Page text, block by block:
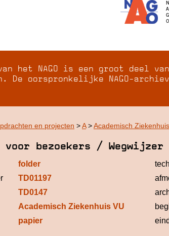
het NAGO is een groot deel
De oorspronkelijke NAGO-
en projecten >A>Academisch
bezoekers / Wegwijzer
folder
TD01197
TD0147
Academisch Ziekenhuis VU
papier